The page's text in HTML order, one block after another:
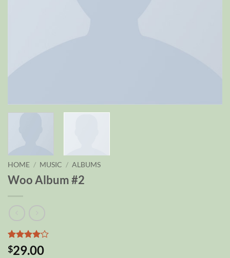
HOME / MUSIC / ALBUMS
Woo Album #2
Valutato
4su 5
1
$29.00